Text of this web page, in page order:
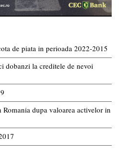
de piata in perioada 2022-2015
dobanzi la creditele de nevoi
dupa valoarea activelor in